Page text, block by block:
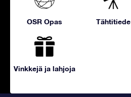
OSR Opas Tähtitiede
Vinkkejä ja lahjoja